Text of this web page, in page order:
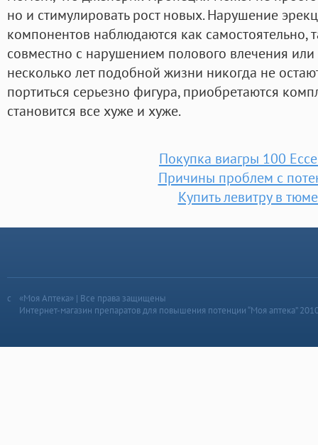
но и стимулировать рост новых. Нарушение
компонентов наблюдаются как самостоятельно,
совместно с нарушением полового влечения
несколько лет подобной жизни никогда не
портиться серьезно фигура, приобретаются
становится все хуже и хуже.
Покупка виагры 100
Причины проблем с
Купить левитру в
«Моя Аптека» | Все права защищены
Интернет-магазин препаратов для повышения потенции “Моя аптека”